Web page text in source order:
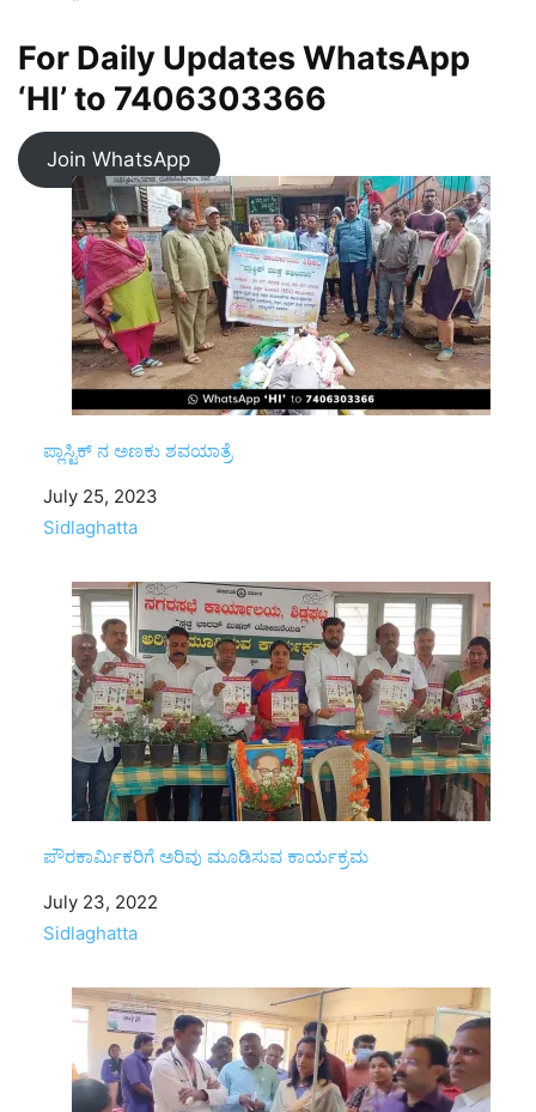
For Daily Updates WhatsApp
‘HI’ to 7406303366
Join WhatsApp
ಪ್ಲಾಸ್ಟಿಕ್‌ ನ ಅಣಕು ಶವಯಾತ್ರೆ
Date
July 25, 2023
In relation to
Sidlaghatta
ಪೌರಕಾರ್ಮಿಕರಿಗೆ ಅರಿವು ಮೂಡಿಸುವ ಕಾರ್ಯಕ್ರಮ
Date
July 23, 2022
In relation to
Sidlaghatta